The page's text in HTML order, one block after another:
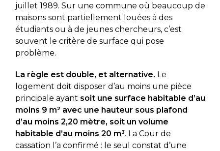
juillet 1989. Sur une commune où beaucoup de
maisons sont partiellement louées à des
étudiants ou à de jeunes chercheurs, c’est
souvent le critère de surface qui pose
problème.
La règle est double, et alternative. Le
logement doit disposer d’au moins une pièce
principale ayant soit une surface habitable d’au
moins 9 m² avec une hauteur sous plafond
d’au moins 2,20 mètre, soit un volume
habitable d’au moins 20 m³. La Cour de
cassation l’a confirmé : le seul constat d’une